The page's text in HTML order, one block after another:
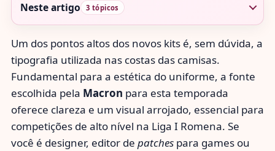
Neste artigo 3 tópicos
Um dos pontos altos dos novos kits é, sem dúvida, a
tipografia utilizada nas costas das camisas.
Fundamental para a estética do uniforme, a fonte
escolhida pela Macron para esta temporada
oferece clareza e um visual arrojado, essencial para
competições de alto nível na Liga I Romena. Se
você é designer, editor de patches para games ou